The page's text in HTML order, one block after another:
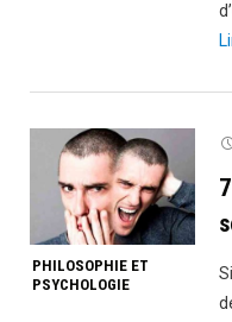
PHILOSOPHIE ET
PSYCHOLOGIE